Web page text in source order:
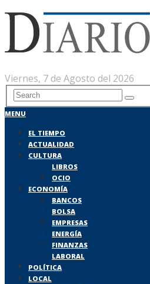
Viernes, 7 de Agosto del 2026
MENU
EL TIEMPO
ACTUALIDAD
CULTURA
LIBROS
OCIO
ECONOMÍA
BANCOS
BOLSA
EMPRESAS
ENERGÍA
FINANZAS
LABORAL
POLÍTICA
LOCAL